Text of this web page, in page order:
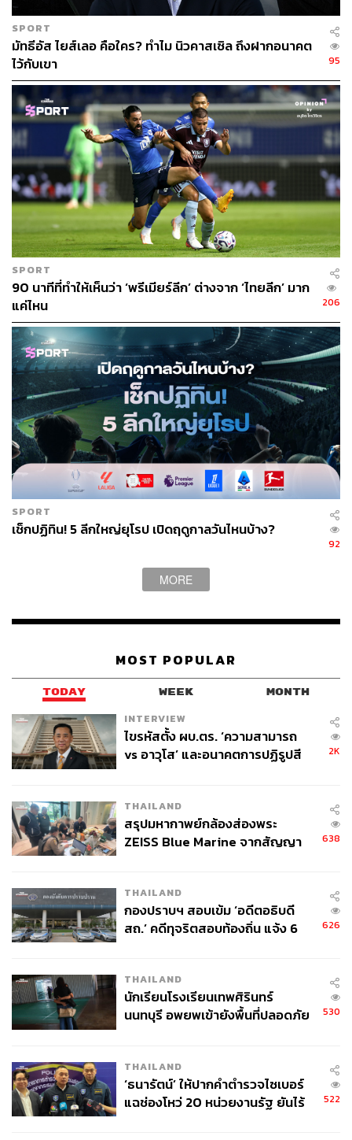
SPORT
มัทธีอัส ไยส์เลอ คือใคร? ทำไม นิวคาสเซิล ถึงฝากอนาคต
ไว้กับเขา
95
SPORT
90 นาทีที่ทำให้เห็นว่า ‘พรีเมียร์ลีก’ ต่างจาก ‘ไทยลีก’ มาก
แค่ไหน
206
SPORT
เช็กปฏิทิน! 5 ลีกใหญ่ยุโรป เปิดฤดูกาลวันไหนบ้าง?
92
MORE
MOST POPULAR
TODAY WEEK MONTH
INTERVIEW
ไขรหัสตั้ง ผบ.ตร. ‘ความสามารถ
vs อาวุโส’ และอนาคตการปฏิรูปสี
2K
THAILAND
สรุปมหากาพย์กล้องส่องพระ
ZEISS Blue Marine จากสัญญา
จ่ายหนี้-แอบระบุแบรนด์
638
THAILAND
กองปราบฯ สอบเข้ม ‘อดีตอธิบดี
สถ.’ คดีทุจริตสอบท้องถิ่น แจ้ง 6
626
THAILAND
นักเรียนโรงเรียนเทพศิรินทร์
นนทบุรี อพยพเข้ายังพื้นที่ปลอดภัย
530
THAILAND
‘ธนารัตน์’ ให้ปากคำตำรวจไซเบอร์
แฉช่องโหว่ 20 หน่วยงานรัฐ ยันไร้
522